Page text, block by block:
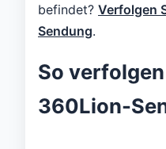
befindet? Verfolgen
Sendung.
So
360Lion-